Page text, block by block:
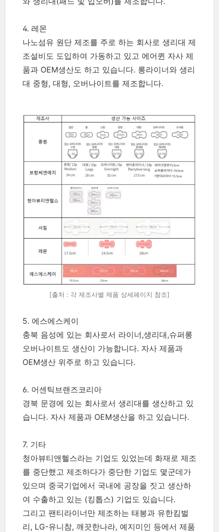
4. 레몬
나노섬유 원단 제조를 주로 하는 회사로 생리대 제
조설비도 도입하여 가동하고 있고 에어퀸 자사 제
품과 OEM생산도 하고 있습니다. 롱라이너와 생리
대 중형, 대형, 오버나이트를 제조합니다.
[출처 : 각 제조사별 제품 상세페이지 참조]
5. 에스에스케이
충북 음성에 있는 회사로서 라이너,생리대,슈퍼롱
오버나이트도 생산이 가능합니다. 자사 제품과
OEM생산 위주로 하고 있습니다.
6. 어센틱브랜즈코리아
경북 문경에 있는 회사로서 생리대를 생산하고 있
습니다. 자사 제품과 OEM생산을 하고 있습니다.
7. 기타
청아뷰티앤헬스라는 기업도 있었는데 화재로 제조
를 중단했고 제조하다가 중단한 기업도 몇군데가
있으며 중국기업에서 국내에 공장을 짓고 생산하
여 수출하고 있는 (킹톱스) 기업도 있습니다.
그리고 팬티라이너만 제조하는 태봉과 유한킴벌
리, LG-유니참, 깨끗한나라, 예지미인 등에서 제품